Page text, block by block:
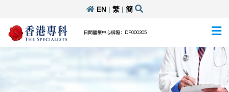
EN| 繁| 簡
日間醫療中心牌照：DP000305